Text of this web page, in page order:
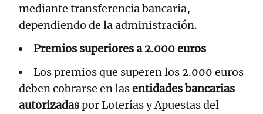
mediante transferencia bancaria,
dependiendo de la administración.
Premios superiores a 2.000 euros
Los premios que superen los 2.000 euros
deben cobrarse en lasentidades bancarias
autorizadaspor Loterías y Apuestas del